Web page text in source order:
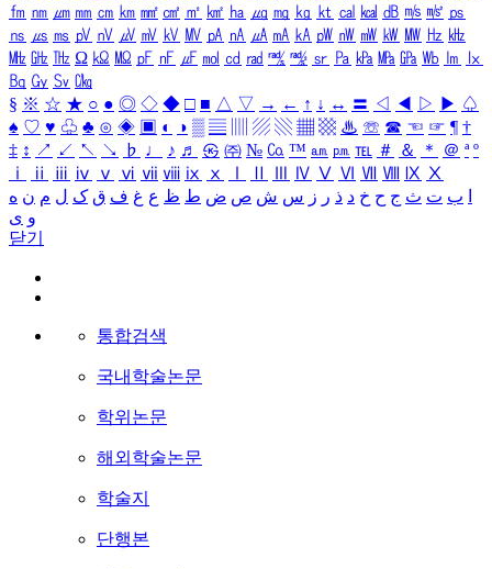
㎙ ㎚ ㎛ ㎜ ㎝ ㎞ ㎟ ㎠ ㎡ ㎢ ㏊ ㎍ ㎎ ㎏ ㏏ ㎈ ㎉ ㏈ ㎧ ㎨ ㎰
㎱ ㎲ ㎳ ㎴ ㎵ ㎶ ㎷ ㎸ ㎹ ㎀ ㎁ ㎂ ㎃ ㎄ ㎺ ㎻ ㎽ ㎾ ㎿ ㎐ ㎑
㎒ ㎓ ㎔ Ω ㏀ ㏁ ㎊ ㎋ ㎌ ㏖ ㏅ ㎭ ㎮ ㎯ ㏛ ㎩ ㎪ ㎫ ㎬ ㏝ ㏐
㏓
㏃ ㏉ ㏜ ㏆
§ ※ ☆ ★ ○ ● ◎ ◇ ◆ □ ■ △ ▽ → ← ↑ ↓ ↔ 〓 ◁ ◀ ▷ ▶ ♤
♠ ♡ ♥ ♧ ♣ ⊙ ◈ ▣ ◐ ◑ ▒ ▤ ▨ ▧ ▦ ▩ ♨ ☏ ☎ ☜ ☞ ¶ †
‡ ↕ ↗ ↙ ↖ ↘ ♭ ♩ ♪ ♬ ㉿ ㈜ № ㏇ ™ ㏂ ㏘ ℡ ＃ ＆ ＊ ＠ ª º
ⅰ
ⅱ ⅲ ⅳ ⅴ ⅵ ⅶ ⅷ ⅸ ⅹ Ⅳ Ⅴ Ⅵ Ⅶ Ⅷ Ⅸ Ⅹ
ب ت ث ج ح خ د ذ ر ز س ش ص ض ط ظ ع غ ف ق ک ل م ن ه
و ی
닫기
통합검색
국내학술논문
학위논문
해외학술논문
학술지
단행본